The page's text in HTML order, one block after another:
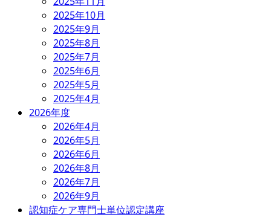
2025年10月
2025年9月
2025年8月
2025年7月
2025年6月
2025年5月
2025年4月
2026年度
2026年4月
2026年5月
2026年6月
2026年8月
2026年7月
2026年9月
認知症ケア専門士単位認定講座